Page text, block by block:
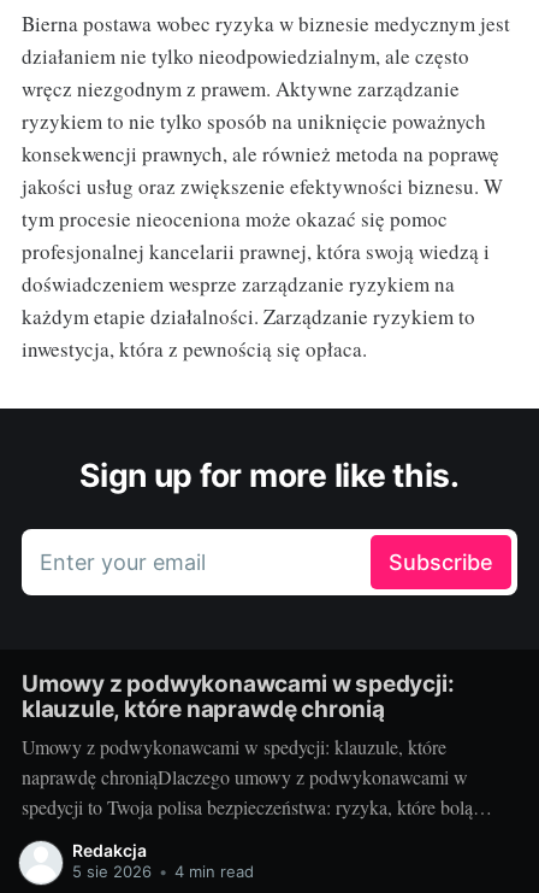
Bierna postawa wobec ryzyka w biznesie medycznym jest
działaniem nie tylko nieodpowiedzialnym, ale często
wręcz niezgodnym z prawem. Aktywne zarządzanie
ryzykiem to nie tylko sposób na uniknięcie poważnych
konsekwencji prawnych, ale również metoda na poprawę
jakości usług oraz zwiększenie efektywności biznesu. W
tym procesie nieoceniona może okazać się pomoc
profesjonalnej kancelarii prawnej, która swoją wiedzą i
doświadczeniem wesprze zarządzanie ryzykiem na
każdym etapie działalności. Zarządzanie ryzykiem to
inwestycja, która z pewnością się opłaca.
Sign up for more like this.
Enter your email Subscribe
Umowy z podwykonawcami w spedycji:
klauzule, które naprawdę chronią
Umowy z podwykonawcami w spedycji: klauzule, które
naprawdę chroniąDlaczego umowy z podwykonawcami w
spedycji to Twoja polisa bezpieczeństwa: ryzyka, które bolą
najbardziejW spedycji szybkość decyzji spotyka się z wysokim
ryzykiem. Brak jasnych zapisów z podwykonawcą
Redakcja
5 sie 2026 • 4 min read